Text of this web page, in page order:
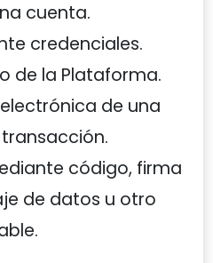
cuenta.
credenciales.
de la Plataforma.
de una
código, firma
de datos u otro